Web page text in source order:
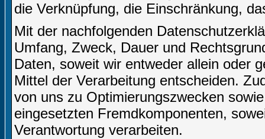
die Verknüpfung, die Einschränkung,
Mit der nachfolgenden
Umfang, Zweck, Dauer und
Daten, soweit wir entweder allein oder
Mittel der Verarbeitung entscheiden.
von uns zu Optimierungszwecken
eingesetzten Fremdkomponenten,
Verantwortung verarbeiten.